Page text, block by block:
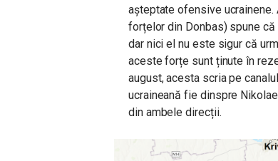
așteptate ofensive
forțelor din Donbas) spune
dar nici el nu este sigur că
aceste forțe sunt ținute în
august, acesta scria pe
ucraineană fie dinspre
din ambele direcții.